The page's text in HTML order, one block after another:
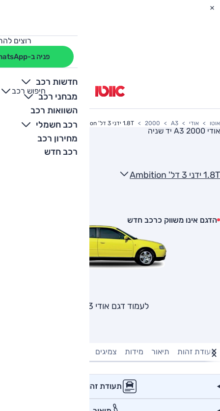
רוצים
פניה ב-WhatsApp
חדשות רכב
מבחני רכב
השוואות רכב
רכב חשמלי
מחירון רכב
רכב חדש
חיפוש רכב
+
-
אוטו אודי A3
2000 1.8T ידני 3 דל' Ambition
אודי A3 2000 יד שניה
1.8T ידני 3 דל' Ambition
הדגם אינו משווק כרכב חדש
לעמוד דגם אודי A3
תעודת זהות תיאור מידות צמיגים
תעודת זהות